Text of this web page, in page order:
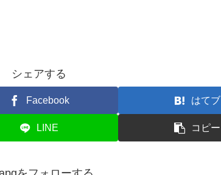
シェアする
Facebook はてブ
LINE コピー